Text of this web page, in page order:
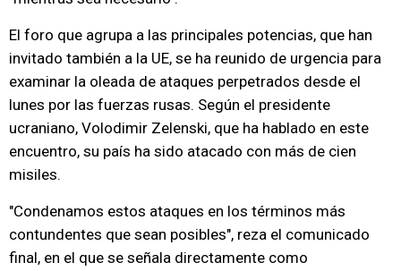
El foro que agrupa a las principales potencias, que han
invitado también a la UE, se ha reunido de urgencia para
examinar la oleada de ataques perpetrados desde el
lunes por las fuerzas rusas. Según el presidente
ucraniano, Volodimir Zelenski, que ha hablado en este
encuentro, su país ha sido atacado con más de cien
misiles.
"Condenamos estos ataques en los términos más
contundentes que sean posibles", reza el comunicado
final, en el que se señala directamente como